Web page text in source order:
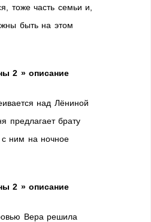
тоже часть семьи и,
быть на этом
2 » описание
над Лёниной
предлагает брату
с ним на ночное
2 » описание
Вера решила